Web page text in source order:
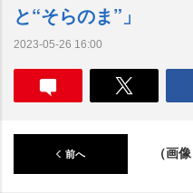
と“そらのま”」
2023-05-26 16:00
前へ （画